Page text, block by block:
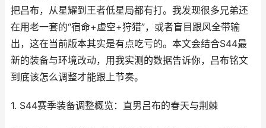
把吕布，从星耀到王者低星局都有打。我发现很多兄弟还
在用老一套的“宿命+虚空+狩猎”，或者盲目跟风全带输
出，这在当前版本其实是有点吃亏的。本文会结合S44最
新的装备与环境改动，用我实测的数据告诉你，吕布铭文
到底该怎么调整才能跟上节奏。
1. S44赛季装备调整概览：直男吕布的春天与荆棘